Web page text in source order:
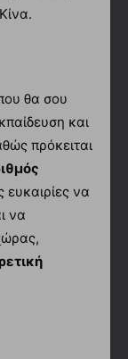
θα σου
και
πρόκειται
να
να